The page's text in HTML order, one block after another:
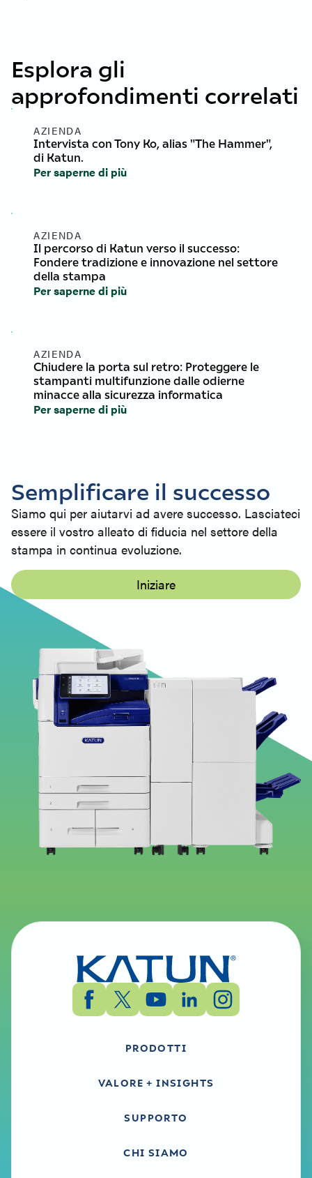
Esplora gli
approfondimenti correlati
AZIENDA
Intervista con Tony Ko, alias "The Hammer",
di Katun.
Per saperne di più
AZIENDA
Il percorso di Katun verso il successo:
Fondere tradizione e innovazione nel settore
della stampa
Per saperne di più
AZIENDA
Chiudere la porta sul retro: Proteggere le
stampanti multifunzione dalle odierne
minacce alla sicurezza informatica
Per saperne di più
Semplificare il successo
Siamo qui per aiutarvi ad avere successo. Lasciateci
essere il vostro alleato di fiducia nel settore della
stampa in continua evoluzione.
Iniziare
PRODOTTI
VALORE + INSIGHTS
SUPPORTO
CHI SIAMO